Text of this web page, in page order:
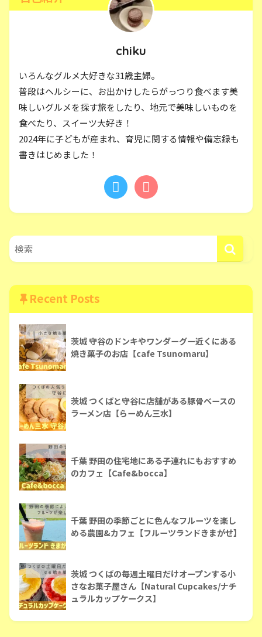
chiku
いろんなグルメ大好きな31歳主婦。
普段はヘルシーに、お出かけしたらがっつり食べます美
味しいグルメを探す旅をしたり、地元で美味しいものを
食べたり、スイーツ大好き！
2024年に子どもが産まれ、育児に関する情報や備忘録も
書きはじめました！
Recent Posts
茨城 守谷のドンキやワンダーグー近くにある
焼き菓子のお店【cafe Tsunomaru】
茨城 つくばと守谷に店舗がある豚骨ベースの
ラーメン店【らーめん三水】
千葉 野田の住宅地にある子連れにもおすすめ
のカフェ【Cafe&bocca】
千葉 野田の季節ごとに色んなフルーツを楽し
める農園&カフェ【フルーツランドきまがせ】
茨城 つくばの毎週土曜日だけオープンする小
さなお菓子屋さん【Natural Cupcakes/ナチ
ュラルカップケークス】